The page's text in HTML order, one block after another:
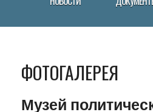
ФОТОГАЛЕРЕЯ
Музей